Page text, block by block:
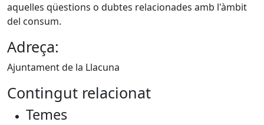
aquelles qüestions o dubtes relacionades amb l'àmbit
del consum.
Adreça:
Ajuntament de la Llacuna
Contingut relacionat
Temes